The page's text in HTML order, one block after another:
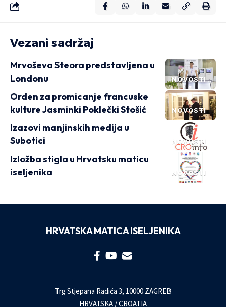
Vezani sadržaj
NOVOSTI
Mrvoševa Steora predstavljena u
Londonu
NOVOSTI
Orden za promicanje francuske
kulture Jasminki Poklečki Stošić
NOVOSTI
Izazovi manjinskih medija u
Subotici
NOVOSTI
Izložba stigla u Hrvatsku maticu
iseljenika
HRVATSKA MATICA ISELJENIKA
Trg Stjepana Radića 3, 10000 ZAGREB
HRVATSKA / CROATIA